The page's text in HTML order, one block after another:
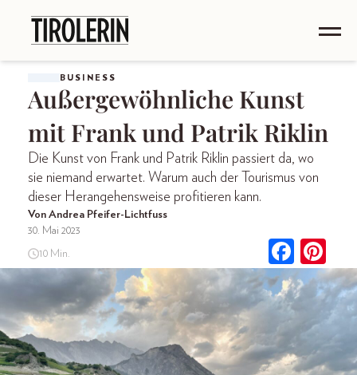
BUSINESS
Außergewöhnliche Kunst
mit Frank und Patrik Riklin
Die Kunst von Frank und Patrik Riklin passiert da, wo
sie niemand erwartet. Warum auch der Tourismus von
dieser Herangehensweise profitieren kann.
Von Andrea Pfeifer-Lichtfuss
30. Mai 2023
10 Min.